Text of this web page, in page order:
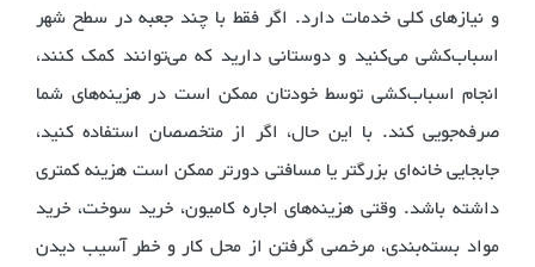
و نیازهای کلی خدمات دارد. اگر فقط با چند جعبه در سطح شهر
اسباب‌کشی می‌کنید و دوستانی دارید که می‌توانند کمک کنند،
انجام اسباب‌کشی توسط خودتان ممکن است در هزینه‌های شما
صرفه‌جویی کند. با این حال، اگر از متخصصان استفاده کنید،
جابجایی خانه‌ای بزرگتر یا مسافتی دورتر ممکن است هزینه کمتری
داشته باشد. وقتی هزینه‌های اجاره کامیون، خرید سوخت، خرید
مواد بسته‌بندی، مرخصی گرفتن از محل کار و خطر آسیب دیدن